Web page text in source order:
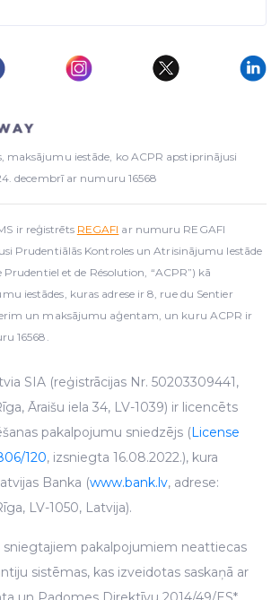
maksājumu iestāde, ko ACPR apstiprinājusi
decembrī ar numuru 16568
ir reģistrēts REGAFI ar numuru REGAFI
Prudentiālās Kontroles un Atrisinājumu Iestāde
et de Résolution, “ACPR”) kā
iestādes, kuras adrese ir 8, rue du Sentier
un maksājumu aģentam, un kuru ACPR ir
16568.
SIA (reģistrācijas Nr. 50203309441,
Āraišu iela 34, LV-1039) ir licencēts
pakalpojumu sniedzējs (License
120, izsniegta 16.08.2022.), kura
Banka (www.bank.lv, adrese:
LV-1050, Latvija).
sniegtajiem pakalpojumiem neattiecas
sistēmas, kas izveidotas saskaņā ar